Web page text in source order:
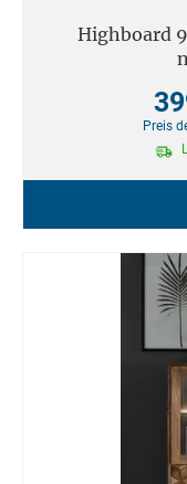
Highboard
Preis